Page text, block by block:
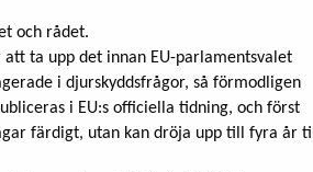
och rådet.
ta upp det innan EU-parlamentsvalet
i djurskyddsfrågor, så förmodligen
i EU:s officiella tidning, och först
färdigt, utan kan dröja upp till fyra år till